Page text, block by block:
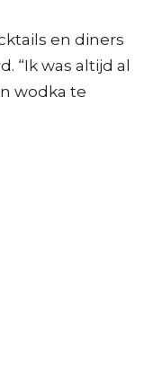
en diners
“Ik was altijd al
wodka te